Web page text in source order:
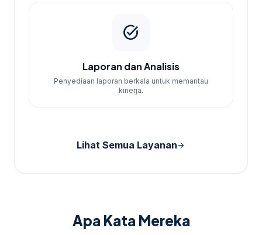
task_alt
Laporan dan Analisis
Penyediaan laporan berkala untuk memantau
kinerja.
Lihat Semua Layananarrow_forward
Apa Kata Mereka